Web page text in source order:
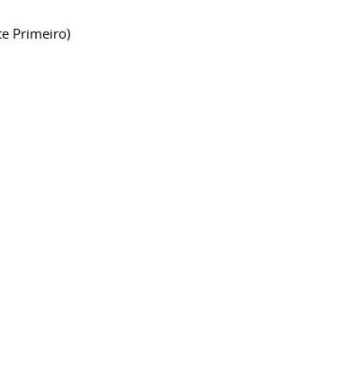
Primeiro)